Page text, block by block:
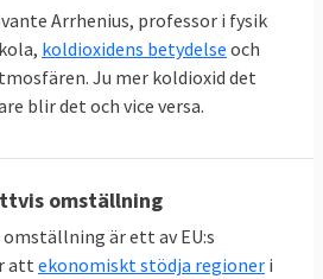
Arrhenius, professor i fysik
koldioxidens betydelse och
Ju mer koldioxid det
blir det och vice versa.
omställning
är ett av EU:s
attekonomiskt stödja regioner i